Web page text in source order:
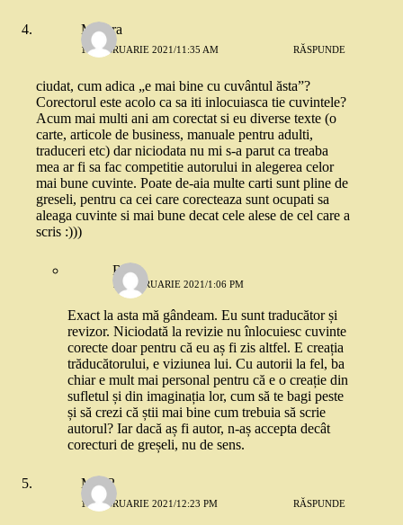
Morera
18 FEBRUARIE 2021/11:35 AM RĂSPUNDE
ciudat, cum adica „e mai bine cu cuvântul ăsta”?
Corectorul este acolo ca sa iti inlocuiasca tie cuvintele?
Acum mai multi ani am corectat si eu diverse texte (o
carte, articole de business, manuale pentru adulti,
traduceri etc) dar niciodata nu mi s-a parut ca treaba
mea ar fi sa fac competitie autorului in alegerea celor
mai bune cuvinte. Poate de-aia multe carti sunt pline de
greseli, pentru ca cei care corecteaza sunt ocupati sa
aleaga cuvinte si mai bune decat cele alese de cel care a
scris :)))
Rox
18 FEBRUARIE 2021/1:06 PM
Exact la asta mă gândeam. Eu sunt traducător și
revizor. Niciodată la revizie nu înlocuiesc cuvinte
corecte doar pentru că eu aș fi zis altfel. E creația
trăducătorului, e viziunea lui. Cu autorii la fel, ba
chiar e mult mai personal pentru că e o creație din
sufletul și din imaginația lor, cum să te bagi peste
și să crezi că știi mai bine cum trebuia să scrie
autorul? Iar dacă aș fi autor, n-aș accepta decât
corecturi de greșeli, nu de sens.
Mira2
18 FEBRUARIE 2021/12:23 PM RĂSPUNDE